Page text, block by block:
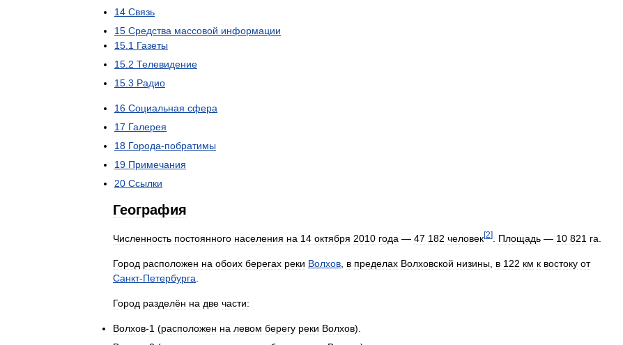
14 Связь
15 Средства массовой информации
15.1 Газеты
15.2 Телевидение
15.3 Радио
16 Социальная сфера
17 Галерея
18 Города-побратимы
19 Примечания
20 Ссылки
География
Численность постоянного населения на 14 октября 2010 года — 47 182 человек[2] Площадь — 10 821 га
Город расположен на обоих берегах реки Волхов в пределах Волховской низины в 122 км к востоку от
Санкт-Петербурга
Город разделён на две части:
Волхов-1 (расположен на левом берегу реки Волхов).